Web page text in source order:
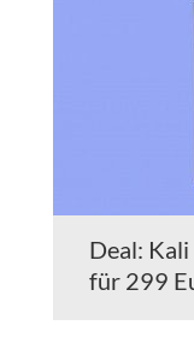
Deal:
für 299